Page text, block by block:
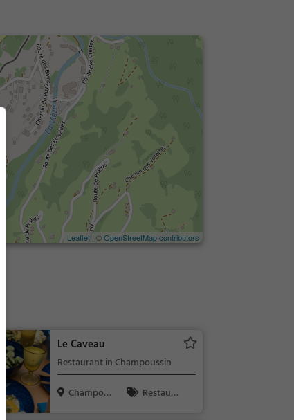
Leaflet | ©OpenStreetMap contributors
Le Caveau
Restaurant in Champoussin
Champou
Restaura